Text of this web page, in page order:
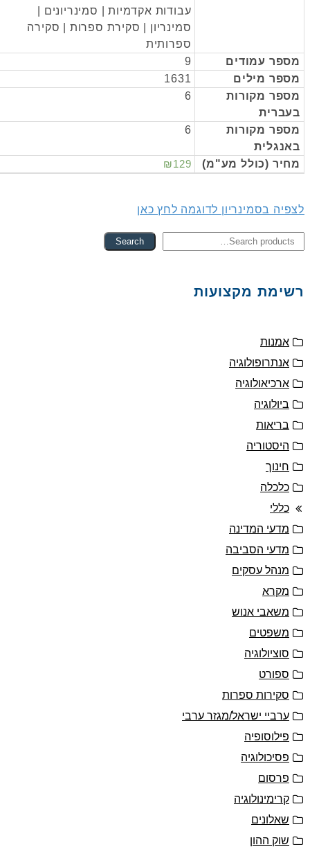
עבודות אקדמיות | סמינריונים |
סמינריון | סקירת ספרות | סקירה
ספרותית
מספר עמודים
9
מספר מילים
1631
מספר מקורות
בעברית
6
מספר מקורות
באנגלית
6
מחיר (כולל מע"מ) ₪129
לצפיה בסמינריון לדוגמה לחץ כאן
Search
Search
רשימת מקצועות
אמנות
אנתרופולוגיה
ארכיאולוגיה
ביולוגיה
בריאות
היסטוריה
חינוך
כלכלה
כללי
מדעי המדינה
מדעי הסביבה
מנהל עסקים
מקרא
משאבי אנוש
משפטים
סוציולוגיה
ספורט
סקירות ספרות
ערביי ישראל/מגזר ערבי
פילוסופיה
פסיכולוגיה
פרסום
קרימינולוגיה
שאלונים
שוק ההון